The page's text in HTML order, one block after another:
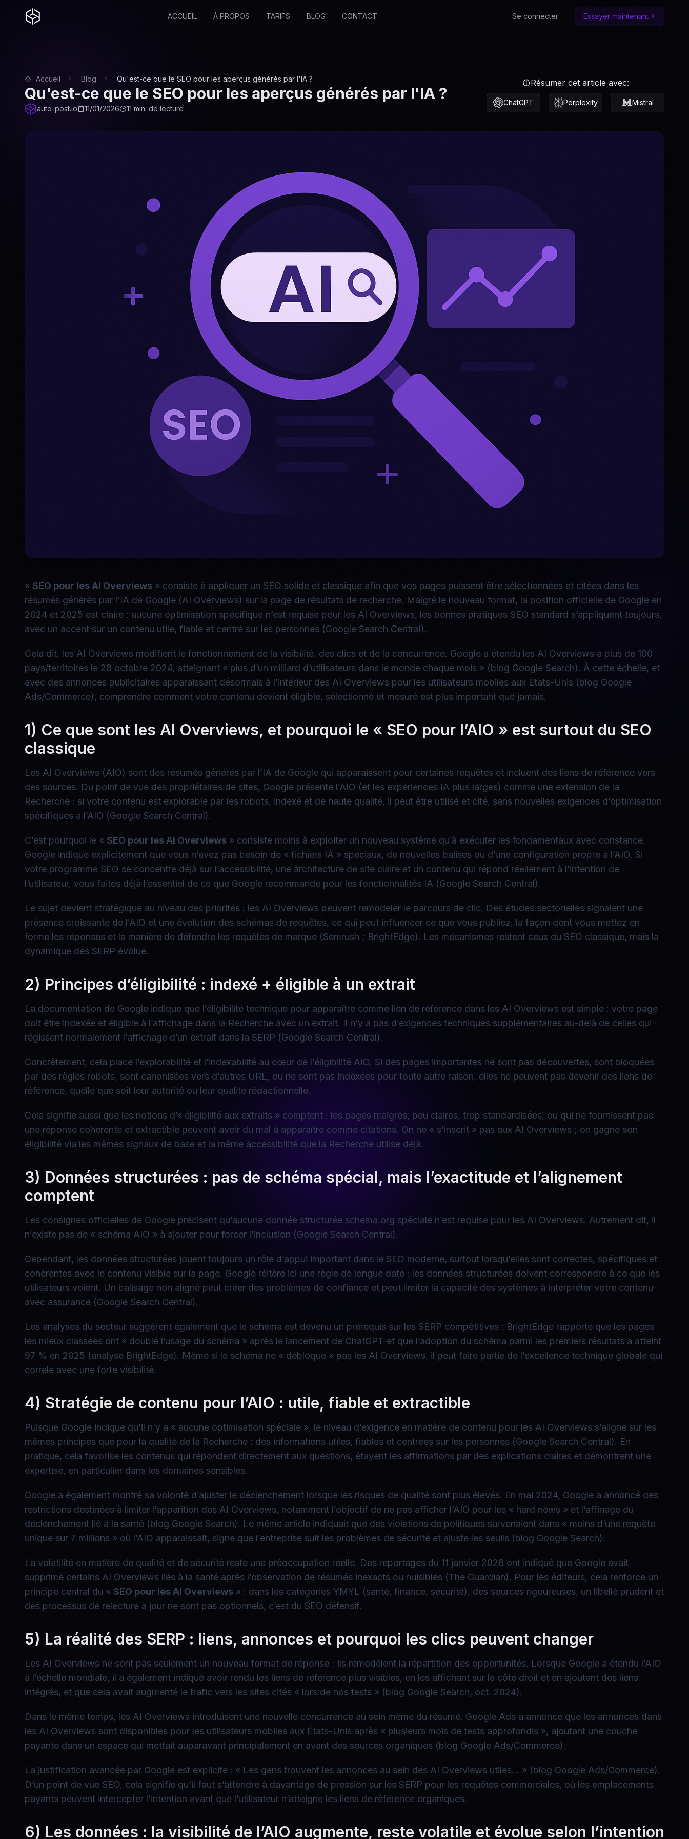
ACCUEIL À PROPOS TARIFS BLOG CONTACT Se connecter Essayer maintenant
Accueil Blog Qu'est-ce que le SEO pour les aperçus générés par l'IA ?
Qu'est-ce que le SEO pour les aperçus générés par l'IA ?
auto-post.io 11/01/2026 11 min. de lecture
Résumer cet article avec:
ChatGPT Perplexity Mistral
« SEO pour les AI Overviews » consiste à appliquer un SEO solide et classique afin que vos pages puissent être sélectionnées et citées dans les
résumés générés par l’IA de Google (AI Overviews) sur la page de résultats de recherche. Malgré le nouveau format, la position officielle de Google en
2024 et 2025 est claire : aucune optimisation spécifique n’est requise pour les AI Overviews, les bonnes pratiques SEO standard s’appliquent toujours,
avec un accent sur un contenu utile, fiable et centré sur les personnes (Google Search Central).
Cela dit, les AI Overviews modifient le fonctionnement de la visibilité, des clics et de la concurrence. Google a étendu les AI Overviews à plus de 100
pays/territoires le 28 octobre 2024, atteignant « plus d’un milliard d’utilisateurs dans le monde chaque mois » (blog Google Search). À cette échelle, et
avec des annonces publicitaires apparaissant désormais à l’intérieur des AI Overviews pour les utilisateurs mobiles aux États-Unis (blog Google
Ads/Commerce), comprendre comment votre contenu devient éligible, sélectionné et mesuré est plus important que jamais.
1) Ce que sont les AI Overviews, et pourquoi le « SEO pour l’AIO » est surtout du SEO
classique
Les AI Overviews (AIO) sont des résumés générés par l’IA de Google qui apparaissent pour certaines requêtes et incluent des liens de référence vers
des sources. Du point de vue des propriétaires de sites, Google présente l’AIO (et les expériences IA plus larges) comme une extension de la
Recherche : si votre contenu est explorable par les robots, indexé et de haute qualité, il peut être utilisé et cité, sans nouvelles exigences d’optimisation
spécifiques à l’AIO (Google Search Central).
C’est pourquoi le « SEO pour les AI Overviews » consiste moins à exploiter un nouveau système qu’à exécuter les fondamentaux avec constance.
Google indique explicitement que vous n’avez pas besoin de « fichiers IA » spéciaux, de nouvelles balises ou d’une configuration propre à l’AIO. Si
votre programme SEO se concentre déjà sur l’accessibilité, une architecture de site claire et un contenu qui répond réellement à l’intention de
l’utilisateur, vous faites déjà l’essentiel de ce que Google recommande pour les fonctionnalités IA (Google Search Central).
Le sujet devient stratégique au niveau des priorités : les AI Overviews peuvent remodeler le parcours de clic. Des études sectorielles signalent une
présence croissante de l’AIO et une évolution des schémas de requêtes, ce qui peut influencer ce que vous publiez, la façon dont vous mettez en
forme les réponses et la manière de défendre les requêtes de marque (Semrush ; BrightEdge). Les mécanismes restent ceux du SEO classique, mais la
dynamique des SERP évolue.
2) Principes d’éligibilité : indexé + éligible à un extrait
La documentation de Google indique que l’éligibilité technique pour apparaître comme lien de référence dans les AI Overviews est simple : votre page
doit être indexée et éligible à l’affichage dans la Recherche avec un extrait. Il n’y a pas d’exigences techniques supplémentaires au-delà de celles qui
régissent normalement l’affichage d’un extrait dans la SERP (Google Search Central).
Concrètement, cela place l’explorabilité et l’indexabilité au cœur de l’éligibilité AIO. Si des pages importantes ne sont pas découvertes, sont bloquées
par des règles robots, sont canonisées vers d’autres URL, ou ne sont pas indexées pour toute autre raison, elles ne peuvent pas devenir des liens de
référence, quelle que soit leur autorité ou leur qualité rédactionnelle.
Cela signifie aussi que les notions d’« éligibilité aux extraits » comptent : les pages maigres, peu claires, trop standardisées, ou qui ne fournissent pas
une réponse cohérente et extractible peuvent avoir du mal à apparaître comme citations. On ne « s’inscrit » pas aux AI Overviews ; on gagne son
éligibilité via les mêmes signaux de base et la même accessibilité que la Recherche utilise déjà.
3) Données structurées : pas de schéma spécial, mais l’exactitude et l’alignement
comptent
Les consignes officielles de Google précisent qu’aucune donnée structurée schema.org spéciale n’est requise pour les AI Overviews. Autrement dit, il
n’existe pas de « schéma AIO » à ajouter pour forcer l’inclusion (Google Search Central).
Cependant, les données structurées jouent toujours un rôle d’appui important dans le SEO moderne, surtout lorsqu’elles sont correctes, spécifiques et
cohérentes avec le contenu visible sur la page. Google réitère ici une règle de longue date : les données structurées doivent correspondre à ce que les
utilisateurs voient. Un balisage non aligné peut créer des problèmes de confiance et peut limiter la capacité des systèmes à interpréter votre contenu
avec assurance (Google Search Central).
Les analyses du secteur suggèrent également que le schéma est devenu un prérequis sur les SERP compétitives : BrightEdge rapporte que les pages
les mieux classées ont « doublé l’usage du schéma » après le lancement de ChatGPT et que l’adoption du schéma parmi les premiers résultats a atteint
97 % en 2025 (analyse BrightEdge). Même si le schéma ne « débloque » pas les AI Overviews, il peut faire partie de l’excellence technique globale qui
corrèle avec une forte visibilité.
4) Stratégie de contenu pour l’AIO : utile, fiable et extractible
Puisque Google indique qu’il n’y a « aucune optimisation spéciale », le niveau d’exigence en matière de contenu pour les AI Overviews s’aligne sur les
mêmes principes que pour la qualité de la Recherche : des informations utiles, fiables et centrées sur les personnes (Google Search Central). En
pratique, cela favorise les contenus qui répondent directement aux questions, étayent les affirmations par des explications claires et démontrent une
expertise, en particulier dans les domaines sensibles.
Google a également montré sa volonté d’ajuster le déclenchement lorsque les risques de qualité sont plus élevés. En mai 2024, Google a annoncé des
restrictions destinées à limiter l’apparition des AI Overviews, notamment l’objectif de ne pas afficher l’AIO pour les « hard news » et l’affinage du
déclenchement lié à la santé (blog Google Search). Le même article indiquait que des violations de politiques survenaient dans « moins d’une requête
unique sur 7 millions » où l’AIO apparaissait, signe que l’entreprise suit les problèmes de sécurité et ajuste les seuils (blog Google Search).
La volatilité en matière de qualité et de sécurité reste une préoccupation réelle. Des reportages du 11 janvier 2026 ont indiqué que Google avait
supprimé certains AI Overviews liés à la santé après l’observation de résumés inexacts ou nuisibles (The Guardian). Pour les éditeurs, cela renforce un
principe central du « SEO pour les AI Overviews » : dans les catégories YMYL (santé, finance, sécurité), des sources rigoureuses, un libellé prudent et
des processus de relecture à jour ne sont pas optionnels, c’est du SEO défensif.
5) La réalité des SERP : liens, annonces et pourquoi les clics peuvent changer
Les AI Overviews ne sont pas seulement un nouveau format de réponse ; ils remodèlent la répartition des opportunités. Lorsque Google a étendu l’AIO
à l’échelle mondiale, il a également indiqué avoir rendu les liens de référence plus visibles, en les affichant sur le côté droit et en ajoutant des liens
intégrés, et que cela avait augmenté le trafic vers les sites cités « lors de nos tests » (blog Google Search, oct. 2024).
Dans le même temps, les AI Overviews introduisent une nouvelle concurrence au sein même du résumé. Google Ads a annoncé que les annonces dans
les AI Overviews sont disponibles pour les utilisateurs mobiles aux États-Unis après « plusieurs mois de tests approfondis », ajoutant une couche
payante dans un espace qui mettait auparavant principalement en avant des sources organiques (blog Google Ads/Commerce).
La justification avancée par Google est explicite : « Les gens trouvent les annonces au sein des AI Overviews utiles… » (blog Google Ads/Commerce).
D’un point de vue SEO, cela signifie qu’il faut s’attendre à davantage de pression sur les SERP pour les requêtes commerciales, où les emplacements
payants peuvent intercepter l’intention avant que l’utilisateur n’atteigne les liens de référence organiques.
6) Les données : la visibilité de l’AIO augmente, reste volatile et évolue selon l’intention